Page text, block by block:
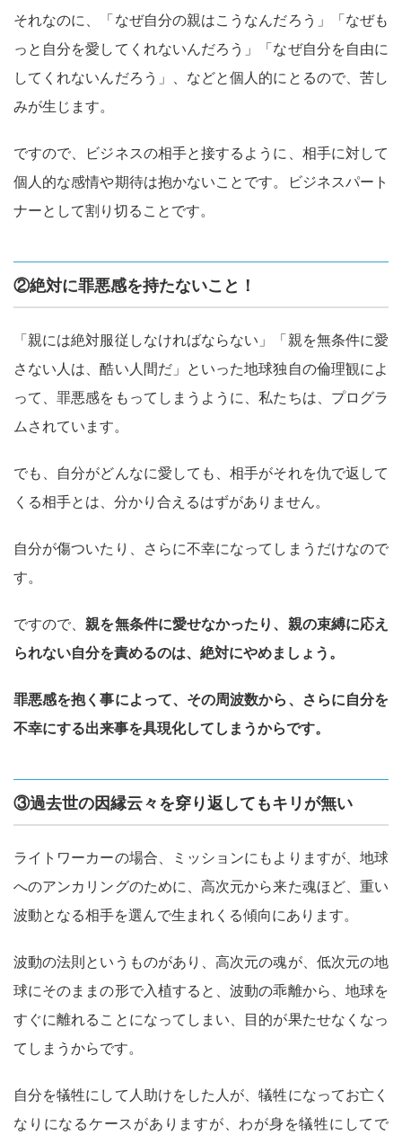
それなのに、「なぜ自分の親はこうなんだろう」「なぜも
っと自分を愛してくれないんだろう」「なぜ自分を自由に
してくれないんだろう」、などと個人的にとるので、苦し
みが生じます。
ですので、ビジネスの相手と接するように、相手に対して
個人的な感情や期待は抱かないことです。ビジネスパート
ナーとして割り切ることです。
②絶対に罪悪感を持たないこと！
「親には絶対服従しなければならない」「親を無条件に愛
さない人は、酷い人間だ」といった地球独自の倫理観によ
って、罪悪感をもってしまうように、私たちは、プログラ
ムされています。
でも、自分がどんなに愛しても、相手がそれを仇で返して
くる相手とは、分かり合えるはずがありません。
自分が傷ついたり、さらに不幸になってしまうだけなので
す。
ですので、親を無条件に愛せなかったり、親の束縛に応え
られない自分を責めるのは、絶対にやめましょう。
罪悪感を抱く事によって、その周波数から、さらに自分を
不幸にする出来事を具現化してしまうからです。
③過去世の因縁云々を穿り返してもキリが無い
ライトワーカーの場合、ミッションにもよりますが、地球
へのアンカリングのために、高次元から来た魂ほど、重い
波動となる相手を選んで生まれくる傾向にあります。
波動の法則というものがあり、高次元の魂が、低次元の地
球にそのままの形で入植すると、波動の乖離から、地球を
すぐに離れることになってしまい、目的が果たせなくなっ
てしまうからです。
自分を犠牲にして人助けをした人が、犠牲になってお亡く
なりになるケースがありますが、わが身を犠牲にしてで